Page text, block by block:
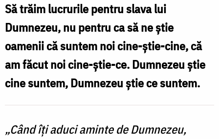
pentru
Dumnezeu!
/
Foto:
Oana
Nechifor
Să trăim lucrurile pentru slava lui
Dumnezeu, nu pentru ca să ne știe
oamenii că suntem noi cine-știe-cine, că
am făcut noi cine-știe-ce. Dumnezeu știe
cine suntem, Dumnezeu știe ce suntem.
„Când îţi aduci aminte de Dumnezeu,